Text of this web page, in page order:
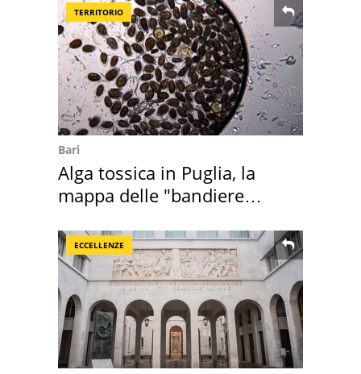
TERRITORIO
Bari
Alga tossica in Puglia, la
mappa delle "bandiere
ECCELLENZE